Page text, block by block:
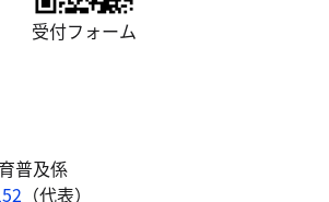
受付フォーム
普及係
（代表）